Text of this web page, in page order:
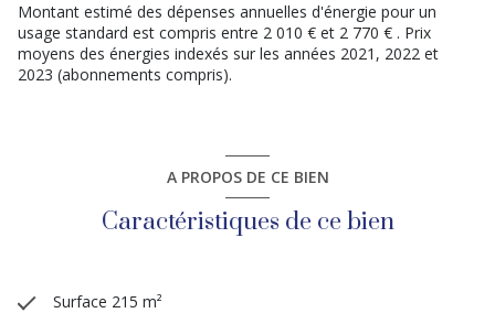
Montant estimé des dépenses annuelles d'énergie pour un
usage standard est compris entre 2 010 € et 2 770 € . Prix
moyens des énergies indexés sur les années 2021, 2022 et
2023 (abonnements compris).
A PROPOS DE CE BIEN
Caractéristiques de ce bien
Surface 215 m²